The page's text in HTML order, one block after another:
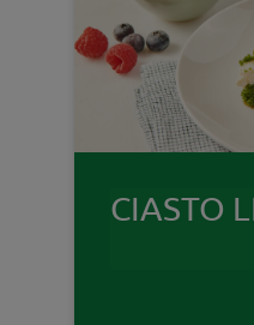
CIASTO